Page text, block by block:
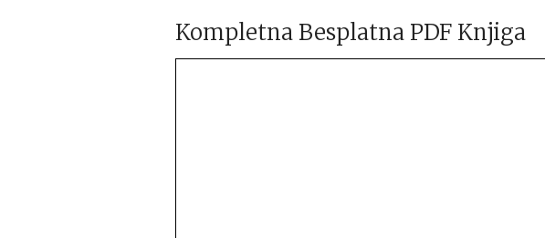
Kompletna Besplatna PDF Knjiga